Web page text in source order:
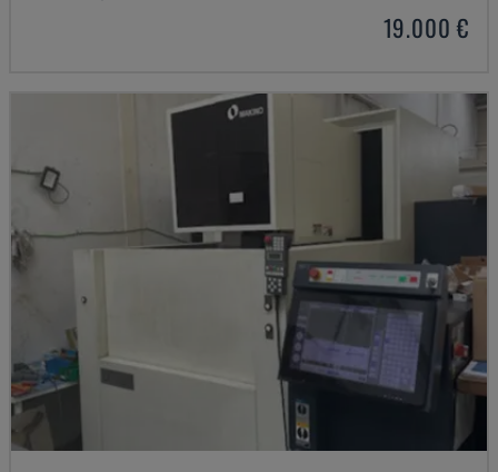
19.000 €